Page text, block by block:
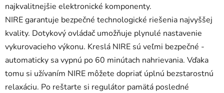
najkvalitnejšie elektronické komponenty.
NIRE garantuje bezpečné technologické riešenia najvyššej
kvality. Dotykový ovládač umožňuje plynulé nastavenie
vykurovacieho výkonu. Kreslá NIRE sú veľmi bezpečné -
automaticky sa vypnú po 60 minútach nahrievania. Vďaka
tomu si užívaním NIRE môžete dopriať úplnú bezstarostnú
relaxáciu. Po reštarte si regulátor pamätá posledné